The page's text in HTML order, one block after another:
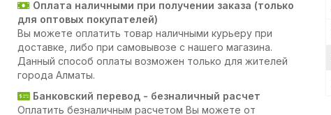
Оплата наличными при получении заказа (только
для оптовых покупателей)
Вы можете оплатить товар наличными курьеру при
доставке, либо при самовывозе с нашего магазина.
Данный способ оплаты возможен только для жителей
города Алматы.
Банковский перевод - безналичный расчет
Оплатить безналичным расчетом Вы можете от